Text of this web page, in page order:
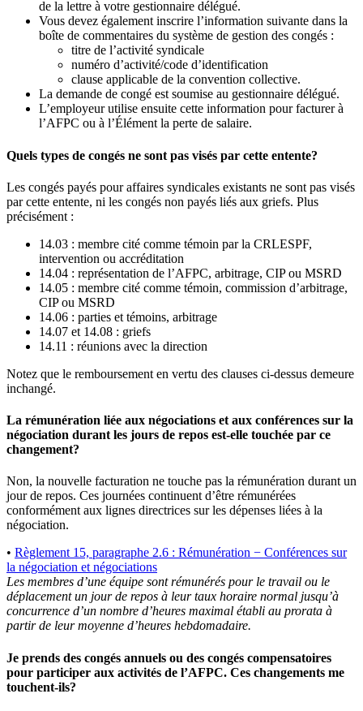
de la lettre à votre gestionnaire délégué.
Vous devez également inscrire l’information suivante dans la
boîte de commentaires du système de gestion des congés :
titre de l’activité syndicale
numéro d’activité/code d’identification
clause applicable de la convention collective.
La demande de congé est soumise au gestionnaire délégué.
L’employeur utilise ensuite cette information pour facturer à
l’AFPC ou à l’Élément la perte de salaire.
Quels types de congés ne sont pas visés par cette entente?
Les congés payés pour affaires syndicales existants ne sont pas visés
par cette entente, ni les congés non payés liés aux griefs. Plus
précisément :
14.03 : membre cité comme témoin par la CRLESPF,
intervention ou accréditation
14.04 : représentation de l’AFPC, arbitrage, CIP ou MSRD
14.05 : membre cité comme témoin, commission d’arbitrage,
CIP ou MSRD
14.06 : parties et témoins, arbitrage
14.07 et 14.08 : griefs
14.11 : réunions avec la direction
Notez que le remboursement en vertu des clauses ci-dessus demeure
inchangé.
La rémunération liée aux négociations et aux conférences sur la
négociation durant les jours de repos est-elle touchée par ce
changement?
Non, la nouvelle facturation ne touche pas la rémunération durant un
jour de repos. Ces journées continuent d’être rémunérées
conformément aux lignes directrices sur les dépenses liées à la
négociation.
• Règlement 15, paragraphe 2.6 : Rémunération − Conférences sur
la négociation et négociations
Les membres d’une équipe sont rémunérés pour le travail ou le
déplacement un jour de repos à leur taux horaire normal jusqu’à
concurrence d’un nombre d’heures maximal établi au prorata à
partir de leur moyenne d’heures hebdomadaire.
Je prends des congés annuels ou des congés compensatoires
pour participer aux activités de l’AFPC. Ces changements me
touchent-ils?